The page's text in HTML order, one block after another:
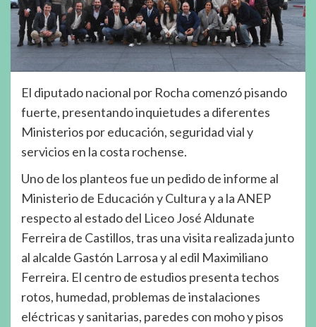
El diputado nacional por Rocha comenzó pisando
fuerte, presentando inquietudes a diferentes
Ministerios por educación, seguridad vial y
servicios en la costa rochense.
Uno de los planteos fue un pedido de informe al
Ministerio de Educación y Cultura y a la ANEP
respecto al estado del Liceo José Aldunate
Ferreira de Castillos, tras una visita realizada junto
al alcalde Gastón Larrosa y al edil Maximiliano
Ferreira. El centro de estudios presenta techos
rotos, humedad, problemas de instalaciones
eléctricas y sanitarias, paredes con moho y pisos